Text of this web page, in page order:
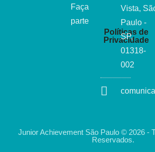
Faça
parte
Políticas de
Privacidade
Vista,
Paulo -
SP,
01318-
002
Junior Achievement São Paulo © 2026 -
Reservados.